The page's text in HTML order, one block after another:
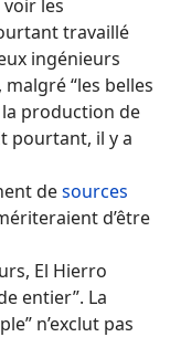
voir les
travaillé
ingénieurs
malgré “les belles
production de
pourtant, il y a
desources
d’être
El Hierro
entier”. La
n’exclut pas